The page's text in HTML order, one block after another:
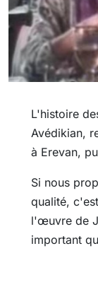
L'histoire
Avédikian,
à Erevan,
Si nous
qualité,
l'œuvre de
important